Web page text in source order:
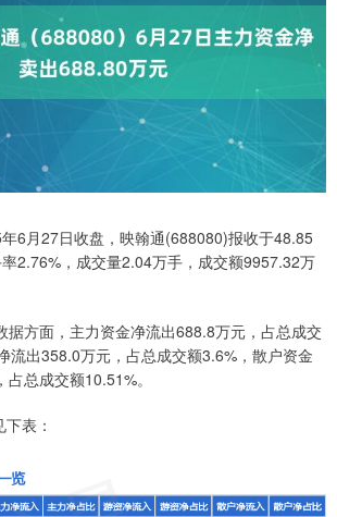
6月27日收盘，映翰通(688080)报收于48.85
2.76%，成交量2.04万手，成交额9957.32万
据方面，主力资金净流出688.8万元，占总成交
流出358.0万元，占总成交额3.6%，散户资金
总成交额10.51%。
表：